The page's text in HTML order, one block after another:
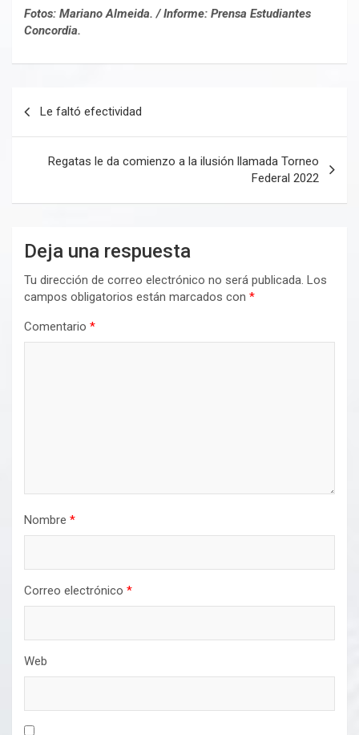
Fotos: Mariano Almeida. / Informe: Prensa Estudiantes
Concordia.
entradas
Le faltó efectividad
Regatas le da comienzo a la ilusión llamada Torneo
Federal 2022
Deja una respuesta
Tu dirección de correo electrónico no será publicada. Los
campos obligatorios están marcados con *
Comentario *
Nombre *
Correo electrónico *
Web